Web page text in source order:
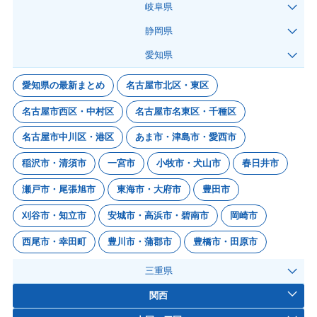
岐阜県
静岡県
愛知県
愛知県の最新まとめ 名古屋市北区・東区
名古屋市西区・中村区 名古屋市名東区・千種区
名古屋市中川区・港区 あま市・津島市・愛西市
稲沢市・清須市 一宮市 小牧市・犬山市 春日井市
瀬戸市・尾張旭市 東海市・大府市 豊田市
刈谷市・知立市 安城市・高浜市・碧南市 岡崎市
西尾市・幸田町 豊川市・蒲郡市 豊橋市・田原市
三重県
関西